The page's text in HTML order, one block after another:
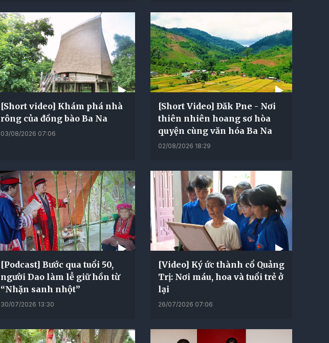
[Short video] Khám phá nhà
rông của đồng bào Ba Na
03/08/2026 07:06
[Short Video] Đăk Pne - Nơi
thiên nhiên hoang sơ hòa
quyện cùng văn hóa Ba Na
02/08/2026 18:29
[Podcast] Bước qua tuổi 50,
người Dao làm lễ giữ hồn từ
“Nhặn sanh nhột”
30/07/2026 13:30
[Video] Ký ức thành cổ Quảng
Trị: Nơi máu, hoa và tuổi trẻ ở
lại
26/07/2026 07:06